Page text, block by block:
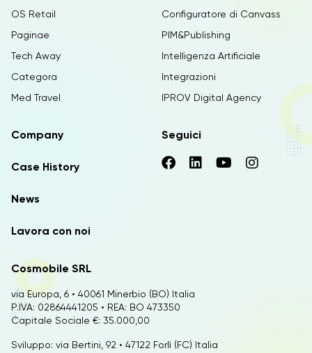
Cosmobile SRL
via Europa, 6 • 40061 Minerbio (BO) Italia
P.IVA: 02864441205 • REA: BO 473350
Capitale Sociale €: 35.000,00
Sviluppo: via Bertini, 92 • 47122 Forlì (FC) Italia
OS Retail
Paginae
Tech Away
Categora
Med Travel
Configuratore di Canvass
PIM&Publishing
Intelligenza Artificiale
Integrazioni
IPROV Digital Agency
Company
Case History
News
Lavora con noi
Seguici